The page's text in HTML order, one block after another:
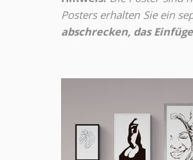
Posters erhalten Sie ein
abschrecken, das